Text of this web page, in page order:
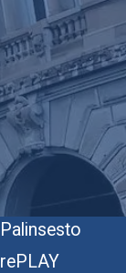
Palinsesto
rePLAY